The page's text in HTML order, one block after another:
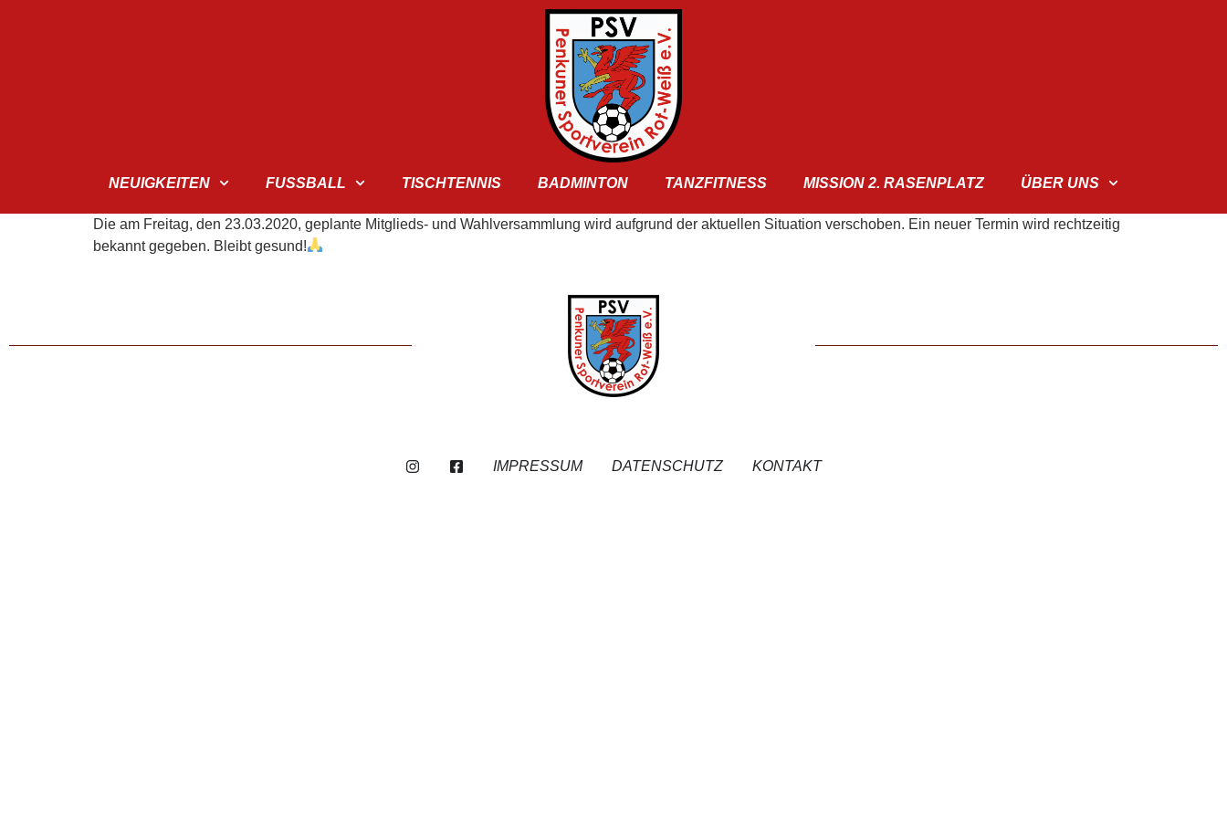
NEUIGKEITEN FUSSBALL TISCHTENNIS BADMINTON TANZFITNESS MISSION 2. RASENPLATZ ÜBER UNS
Die am Freitag, den 23.03.2020, geplante Mitglieds- und Wahlversammlung wird aufgrund der aktuellen Situation verschoben. Ein neuer Termin wird rechtzeitig
bekannt gegeben. Bleibt gesund!
IMPRESSUM DATENSCHUTZ KONTAKT